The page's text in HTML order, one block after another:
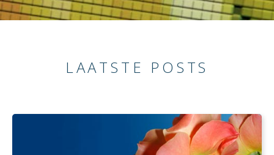
LAATSTE POSTS